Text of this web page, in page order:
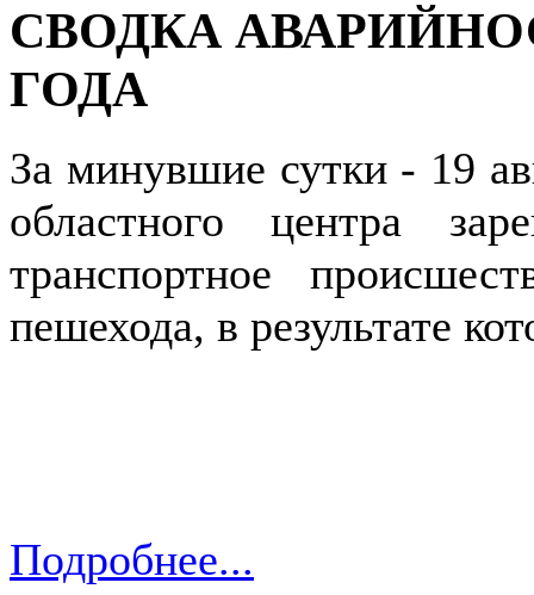
СВОДКА
ГОДА
За минувшие сутки - 19
областного центра
транспортное
пешехода, в результате
Подробнее...